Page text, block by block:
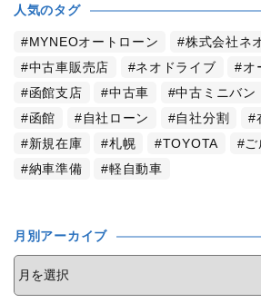
人気のタグ
MYNEOオートローン
株式会社ネ
中古車販売店
ネオドライブ
オ
函館支店
中古車 中古ミニバン
函館
自社ローン 自社分割
新規在庫
札幌 TOYOTA ご
納車準備
軽自動車
月別アーカイブ